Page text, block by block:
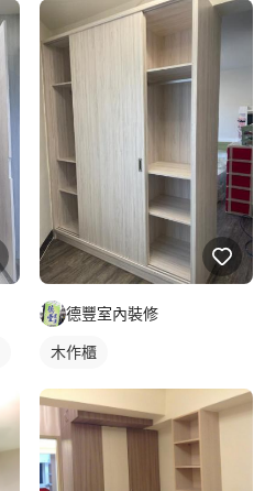
德豐室內裝修
木作櫃